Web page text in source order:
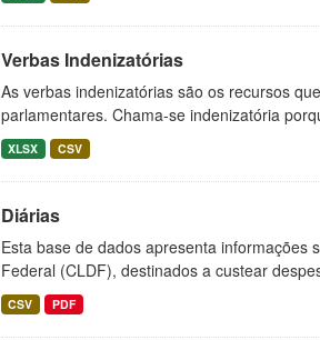
Verbas Indenizatórias
As verbas indenizatórias são os recursos
parlamentares. Chama-se indenizatória
XLSX CSV
Diárias
Esta base de dados apresenta informações
Federal (CLDF), destinados a custear
CSV PDF